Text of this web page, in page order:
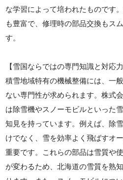
な学習によって培われたものです
も豊富で、修理時の部品交換もス
す。
【雪国ならではの専門知識と対応力
積雪地域特有の機械整備には、一
ない専門性が求められます。株式
は除雪機やスノーモビルといった
知見を持っています。例えば、除
けでなく、雪を効率よく飛ばすオ
重要です。これらの部品は雪質や
が変わるため、北海道の雪質を熟